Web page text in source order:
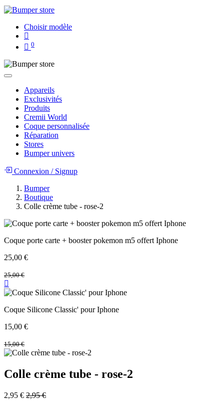
Choisir modèle
0
Appareils
Exclusivités
Produits
Cremii World
Coque personnalisée
Réparation
Stores
Bumper univers
Connexion /Signup
Bumper
Boutique
Colle crème tube - rose-2
Coque porte carte + booster pokemon m5 offert Iphone
25,00 €
25,00€
Coque Silicone Classic' pour Iphone
15,00 €
15,00€
Colle crème tube - rose-2
2,95 € 2,95€